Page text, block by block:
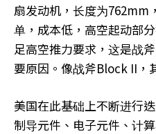
扇发动机，长度为762mm
单，成本低，高空起动部
足高空推力要求，这是战
要原因。像战斧Block II，
美国在此基础上不断进行
制导元件、电子元件、计